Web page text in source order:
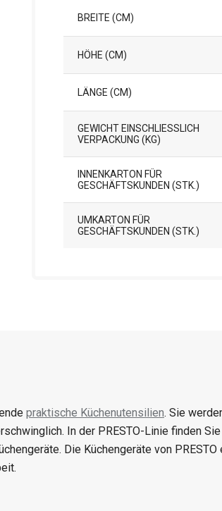
BREITE (CM)
HÖHE (CM)
LÄNGE (CM)
GEWICHT EINSCHLIESSLICH V
ERPACKUNG (KG)
INNENKARTON FÜR
GESCHÄFTSKUNDEN (STK.)
UMKARTON FÜR
GESCHÄFTSKUNDEN (STK.)
praktische Küchenutensilien. Sie
In der PRESTO-Linie finden Sie
Die Küchengeräte von